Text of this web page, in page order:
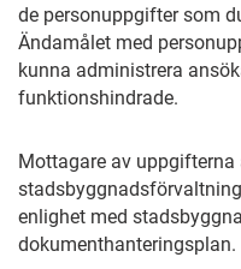
de personuppgifter som
Ändamålet med
kunna administrera
funktionshindrade.
Mottagare av
enlighet med
dokumenthanteringsplan.